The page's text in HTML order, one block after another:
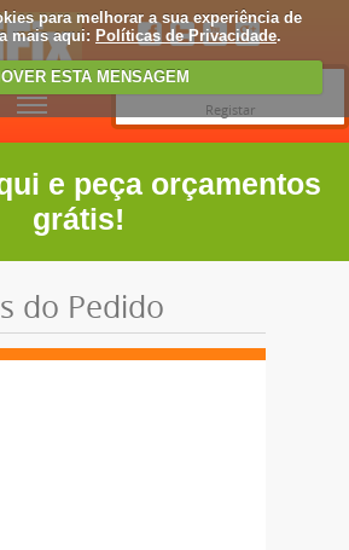
para melhorar a sua experiência de
mais aqui: Políticas de Privacidade.
ESTA MENSAGEM
Registar
e peça orçamentos
grátis!
do Pedido